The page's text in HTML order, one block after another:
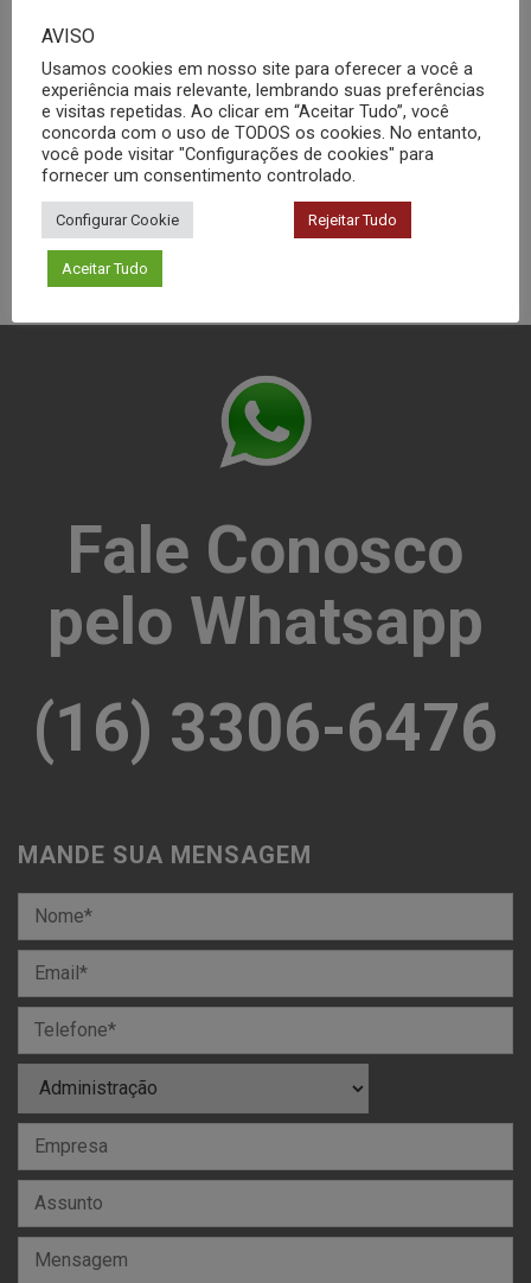
Rotoevaporador
Fale Conosco
pelo Whatsapp
(16) 3306-6476
MANDE SUA MENSAGEM
AVISO
Usamos cookies em nosso site para oferecer a você a
experiência mais relevante, lembrando suas preferências
e visitas repetidas. Ao clicar em “Aceitar Tudo”, você
concorda com o uso de TODOS os cookies. No entanto,
você pode visitar "Configurações de cookies" para
fornecer um consentimento controlado.
Configurar Cookie Rejeitar Tudo
Aceitar Tudo